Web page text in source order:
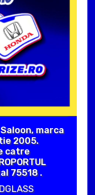
Saloon, marca
2005.
catre
75518 .